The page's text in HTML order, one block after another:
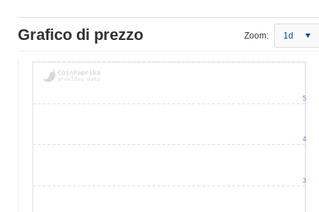
Grafico di prezzo Zoom: 1d
3
4
5